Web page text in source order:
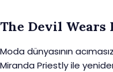
The Devil Wears
Moda dünyasının
Miranda Priestly ile